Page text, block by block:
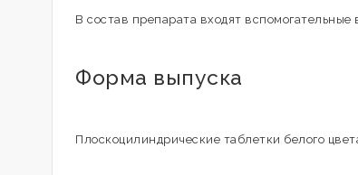
В состав препарата входят
Форма выпуска
Плоскоцилиндрические таблетки белого